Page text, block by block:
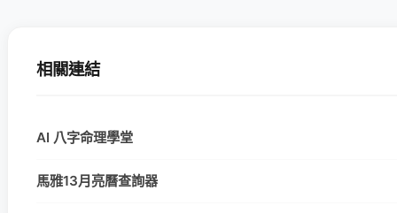
相關連結
AI 八字命理學堂
馬雅13月亮曆查詢器